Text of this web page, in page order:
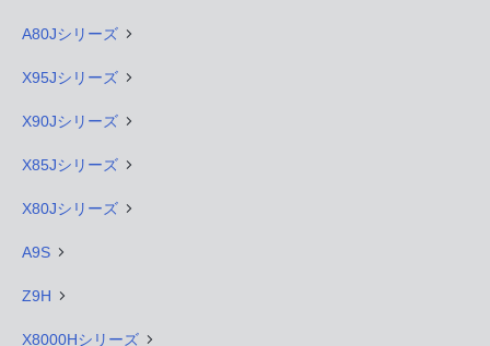
A80Jシリーズ
X95Jシリーズ
X90Jシリーズ
X85Jシリーズ
X80Jシリーズ
A9S
Z9H
X8000Hシリーズ